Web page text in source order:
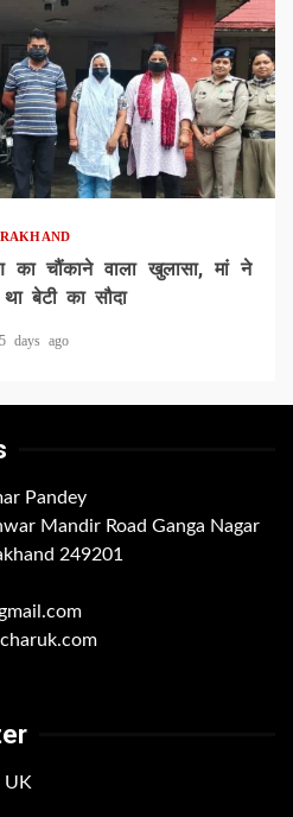
का चौंकाने वाला खुलासा, मां ने
बेटी का सौदा
5 days ago
Pandey
Mandir Road Ganga Nagar
249201
UK